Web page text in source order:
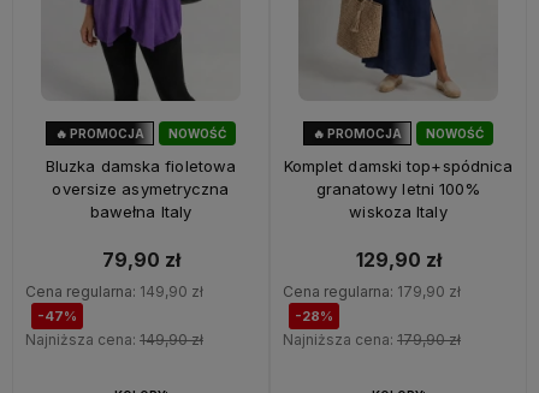
NOWOŚĆ
🔥 PROMOCJA
Bluzka damska fioletowa
oversize asymetryczna
bawełna Italy
79,90 zł
Cena regularna: 149,90 zł
-47%
Najniższa cena: 149,90 zł
NOWOŚĆ
🔥 PROMOCJA
Komplet damski top+spódnica
granatowy letni 100%
wiskoza Italy
129,90 zł
Cena regularna: 179,90 zł
-28%
Najniższa cena: 179,90 zł